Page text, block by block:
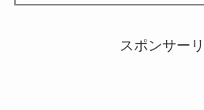
スポンサー